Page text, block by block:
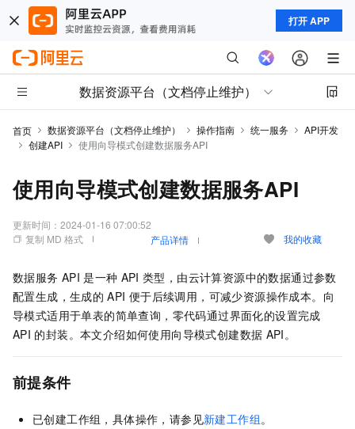
打开 APP
数据资源平台（文档停止维护）
首页 数据资源平台（文档停止维护） 操作指南 统一服务
API开发
创建API
使用向导模式创建数据服务API
使用向导模式创建数据服务API
更新时间： 2024-01-16 07:00:52
复制 MD 格式
产品详情 我的收藏
数据服务 API 是一种 API 类型，由云计算资源中的数据通过参数
配置生成，生成的 API 便于后续调用，可减少资源操作成本。向
导模式适用于单表的简单查询，零代码通过界面化的设置完成
API 的封装。本文介绍如何使用向导模式创建数据 API。
前提条件
已创建工作组，具体操作，请参见新建工作组。